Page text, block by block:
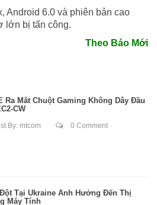
Android 6.0 và phiên bản cao
lớn bị tấn công.
Theo Báo Mới
Ra Mắt Chuột Gaming Không Dây Đầu
CW
By: mtcom 0 Comment
Tại Ukraine Ảnh Hưởng Đến Thị
Máy Tính